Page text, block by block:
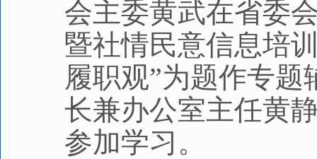
会主委黄武在省委
暨社情民意信息培
履职观”为题作专
长兼办公室主任黄
参加学习。